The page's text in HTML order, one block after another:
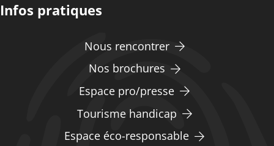
Infos pratiques
Nous rencontrer
Nos brochures
Espace pro/presse
Tourisme handicap
Espace éco-responsable